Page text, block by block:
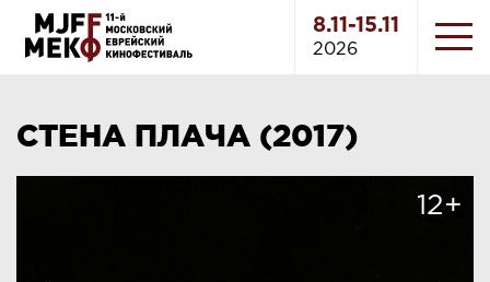
8.11-15.11
2026
СТЕНА ПЛАЧА (2017)
12+